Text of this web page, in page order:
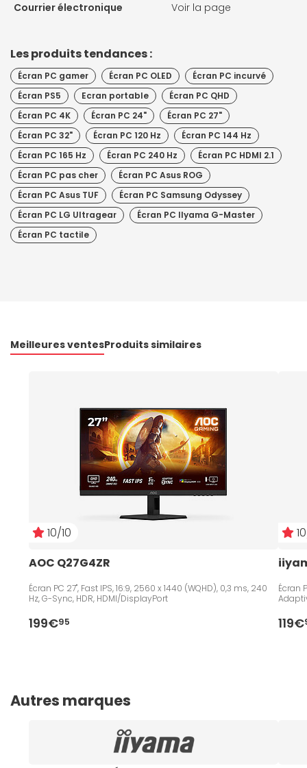
Courrier électronique
Voir la page
Les produits tendances :
Écran PC gamer Écran PC OLED
Écran PC incurvé
Écran PS5
Ecran portable
Écran PC QHD
Écran PC 4K
Écran PC 24"
Écran PC 27"
Écran PC 32"
Écran PC 120 Hz
Écran PC 144 Hz
Écran PC 165 Hz
Écran PC 240 Hz
Écran PC HDMI 2.1
Écran PC pas cher
Écran PC Asus ROG
Écran PC Asus TUF
Écran PC Samsung Odyssey
Écran PC LG Ultragear
Écran PC IIyama G-Master
Écran PC tactile
Meilleures ventesProduits similaires
10/10
AOC Q27G4ZR
Écran PC 27", Fast IPS, 16:9, 2560 x 1440 (WQHD), 0,3 ms, 240
Hz, G-Sync, HDR, HDMI/DisplayPort
199€95
Écran PC 23.8", Fast IPS,
119€
Autres marques